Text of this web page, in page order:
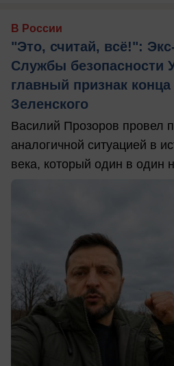
В России
"Это, считай, всё!":
Службы безопасности
главный признак
Зеленского
Василий Прозоров провел
аналогичной ситуацией в
века, который один в один